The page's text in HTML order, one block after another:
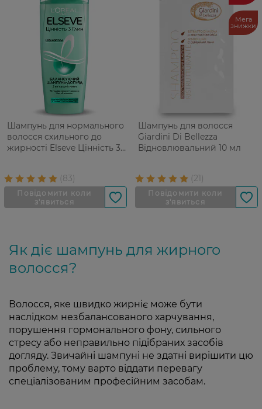
Шампунь для нормального
волосся схильного до
жирності Elseve Цінність 3
Мега
знижки
Шампунь для волосся
Giardini Di Bellezza
Відновлювальний 10 мл
Як діє шампунь для жирного
волосся?
Волосся, яке швидко жирніє може бути
наслідком незбалансованого харчування,
порушення гормонального фону, сильного
стресу або неправильно підібраних засобів
догляду. Звичайні шампуні не здатні вирішити цю
проблему, тому варто віддати перевагу
спеціалізованим професійним засобам.